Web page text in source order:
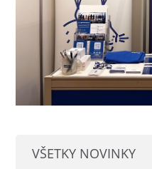
VŠETKY NOVINKY